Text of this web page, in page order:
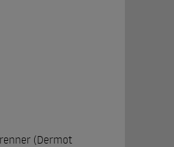
(Dermot